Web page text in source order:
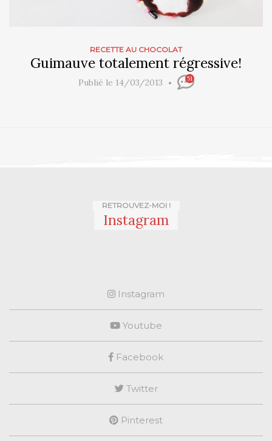
RECETTE AU CHOCOLAT
Guimauve totalement régressive!
Publié le 14/03/2013 51
RETROUVEZ-MOI !
Instagram
Instagram
Youtube
Facebook
Twitter
Pinterest